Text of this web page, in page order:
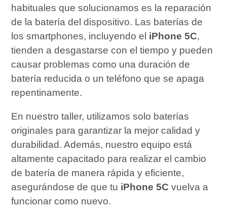
habituales que solucionamos es la reparación
de la batería del dispositivo. Las baterías de
los smartphones, incluyendo el iPhone 5C,
tienden a desgastarse con el tiempo y pueden
causar problemas como una duración de
batería reducida o un teléfono que se apaga
repentinamente.
En nuestro taller, utilizamos solo baterías
originales para garantizar la mejor calidad y
durabilidad. Además, nuestro equipo está
altamente capacitado para realizar el cambio
de batería de manera rápida y eficiente,
asegurándose de que tu iPhone 5C vuelva a
funcionar como nuevo.